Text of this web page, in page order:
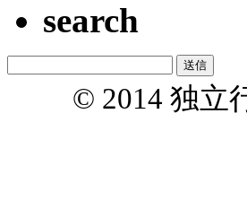
search
© 2014 独立